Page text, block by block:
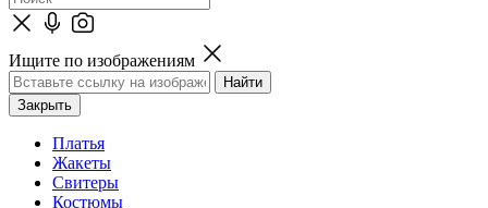
Ищите по изображениям
Закрыть
Платья
Жакеты
Свитеры
Костюмы